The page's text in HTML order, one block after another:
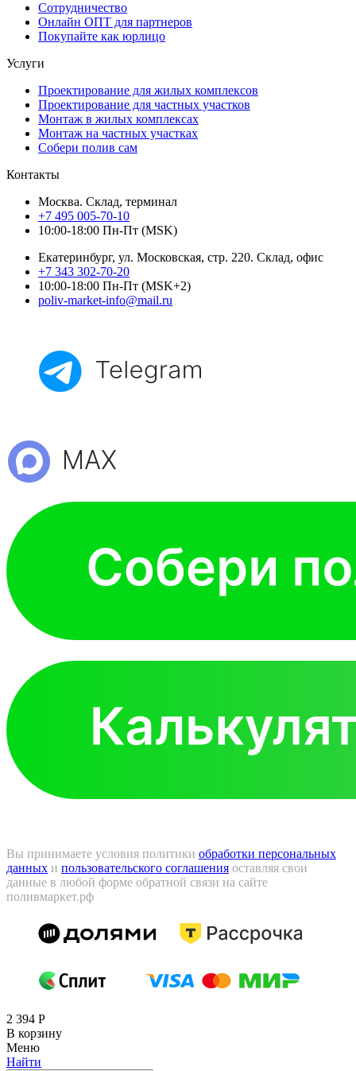
Сотрудничество
Онлайн ОПТ для партнеров
Покупайте как юрлицо
Услуги
Проектирование для жилых комплексов
Проектирование для частных участков
Монтаж в жилых комплексах
Монтаж на частных участках
Собери полив сам
Контакты
Москва. Склад, терминал
+7 495 005-70-10
10:00-18:00 Пн-Пт (MSK)
Екатеринбург, ул. Московская, стр. 220. Склад, офис
+7 343 302-70-20
10:00-18:00 Пн-Пт (MSK+2)
poliv-market-info@mail.ru
Вы принимаете условия политики обработки персональных
данных и пользовательского соглашения оставляя свои
данные в любой форме обратной связи на сайте
поливмаркет.рф
2 394 Р
В корзину
Меню
Найти